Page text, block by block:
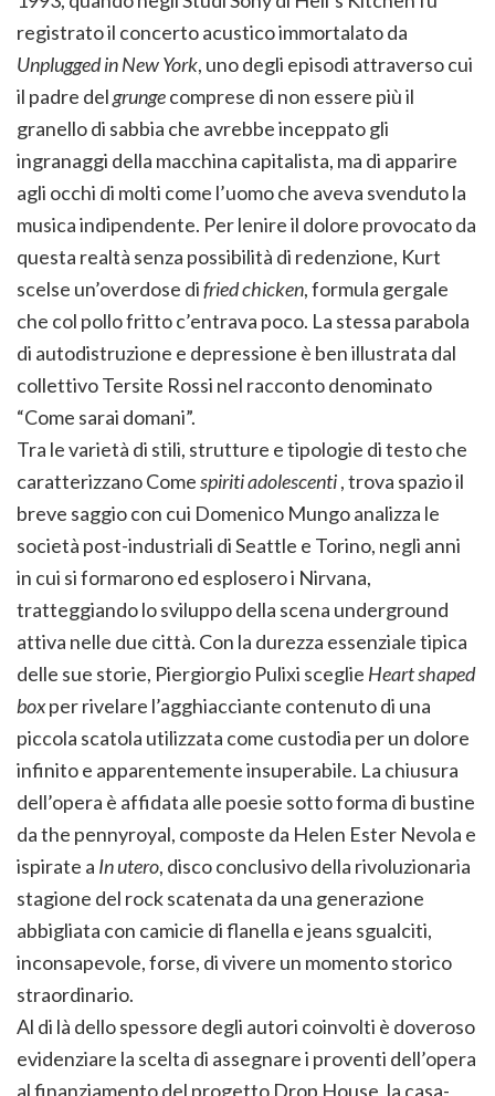
registrato il concerto acustico immortalato da
Unplugged in New York, uno degli episodi attraverso cui
il padre delgrungecomprese di non essere più il
granello di sabbia che avrebbe inceppato gli
ingranaggi della macchina capitalista, ma di apparire
agli occhi di molti come l’uomo che aveva svenduto la
musica indipendente. Per lenire il dolore provocato da
questa realtà senza possibilità di redenzione, Kurt
scelse un’overdose difried chicken, formula gergale
che col pollo fritto c’entrava poco. La stessa parabola
di autodistruzione e depressione è ben illustrata dal
collettivo Tersite Rossi nel racconto denominato
“Come sarai domani”.
Tra le varietà di stili, strutture e tipologie di testo che
caratterizzano Comespiriti adolescenti, trova spazio il
breve saggio con cui Domenico Mungo analizza le
società post-industriali di Seattle e Torino, negli anni
in cui si formarono ed esplosero i Nirvana,
tratteggiando lo sviluppo della scena underground
attiva nelle due città. Con la durezza essenziale tipica
delle sue storie, Piergiorgio Pulixi sceglie Heart shaped
boxper rivelare l’agghiacciante contenuto di una
piccola scatola utilizzata come custodia per un dolore
infinito e apparentemente insuperabile. La chiusura
dell’opera è affidata alle poesie sotto forma di bustine
da the pennyroyal, composte da Helen Ester Nevola e
ispirate a In utero, disco conclusivo della rivoluzionaria
stagione del rock scatenata da una generazione
abbigliata con camicie di flanella e jeans sgualciti,
inconsapevole, forse, di vivere un momento storico
straordinario.
Al di là dello spessore degli autori coinvolti è doveroso
evidenziare la scelta di assegnare i proventi dell’opera
al finanziamento del progetto Drop House, la casa-